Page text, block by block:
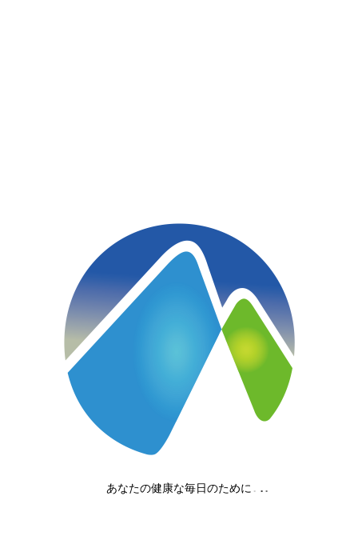
あなたの健康な毎日のために
先ほど、また１人パーソナルトレーニングが終了
しました(TT)
2019.03.29
この記事のタイトルとURLをコピーする
先ほど、また１人パーソナルトレーニングが終了しました(TT)